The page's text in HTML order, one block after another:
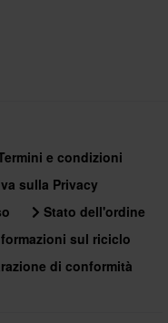
e condizioni
sulla Privacy
Stato dell'ordine
sul riciclo
di conformità